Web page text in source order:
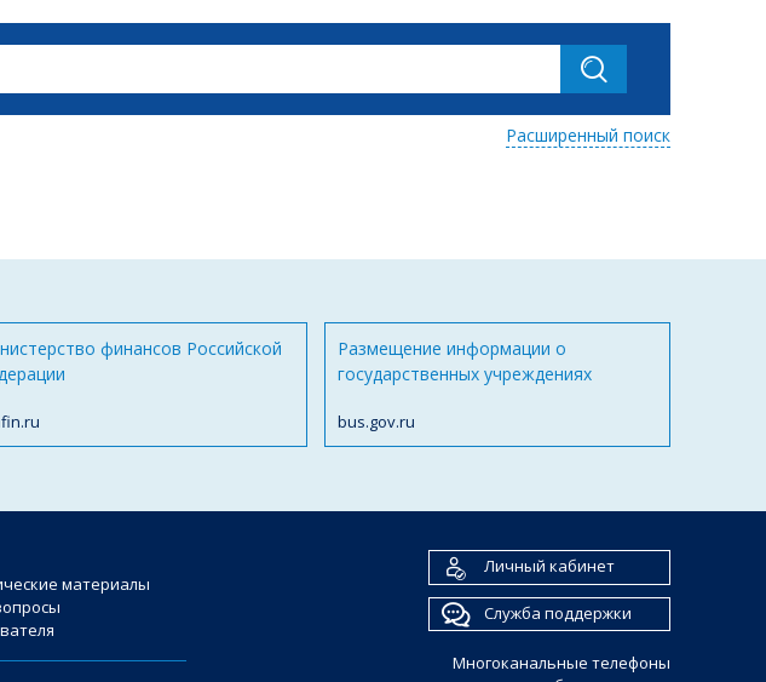
Расширенный поиск
финансов Российской
Размещение информации о
государственных учреждениях
bus.gov.ru
материалы
Личный кабинет
Служба поддержки
Многоканальные телефоны